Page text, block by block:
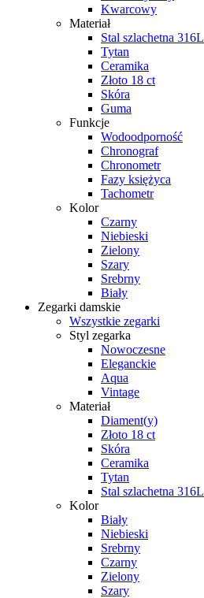
Kwarcowy
Materiał
Stal szlachetna 316L
Tytan
Ceramika
Złoto 18 ct
Skóra
Guma
Funkcje
Wodoodporność
Chronograf
Chronometr
Fazy księżyca
Tachometr
Kolor
Czarny
Niebieski
Zielony
Szary
Srebrny
Biały
Zegarki damskie
Wszystkie zegarki
Styl zegarka
Nowoczesne
Eleganckie
Aqua
Vintage
Materiał
Diament(y)
Złoto 18 ct
Skóra
Ceramika
Tytan
Stal szlachetna 316L
Kolor
Biały
Niebieski
Srebrny
Czarny
Zielony
Szary